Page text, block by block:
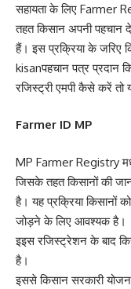
सहायता के लिए Farmer
तहत किसान अपनी पहचान
हैं। इस प्रक्रिया के जरिए
kisanपहचान पत्र प्रदान
रजिस्ट्री एमपी कैसे करें तो
Farmer ID MP
MP Farmer Registry
जिसके तहत किसानों की
है। यह प्रक्रिया किसानों
जोड़ने के लिए आवश्यक है।
इइस रजिस्ट्रेशन के बाद
है।
इससे किसान सरकारी